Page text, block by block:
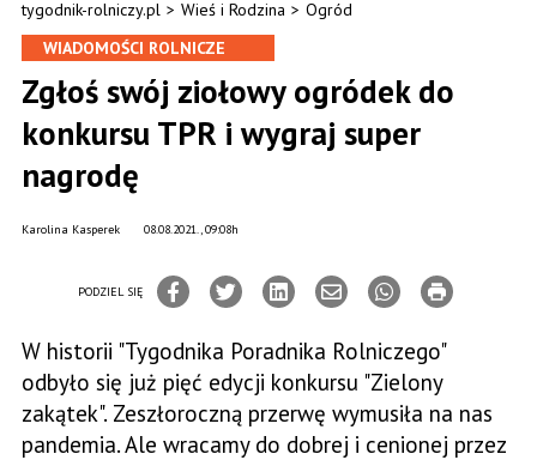
tygodnik-rolniczy.pl > Wieś i Rodzina > Ogród
WIADOMOŚCI ROLNICZE
Zgłoś swój ziołowy ogródek do
konkursu TPR i wygraj super
nagrodę
08.08.2021., 09:08h
Karolina Kasperek
PODZIEL SIĘ
W historii "Tygodnika Poradnika Rolniczego"
odbyło się już pięć edycji konkursu "Zielony
zakątek". Zeszłoroczną przerwę wymusiła na nas
pandemia. Ale wracamy do dobrej i cenionej przez